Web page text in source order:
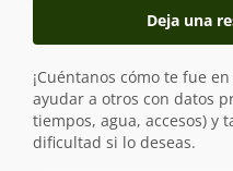
Deja una
¡Cuéntanos cómo te fue
ayudar a otros con datos
tiempos, agua, accesos) y
dificultad si lo deseas.